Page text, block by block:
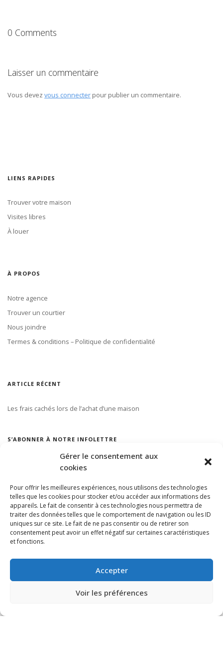
Gérer le consentement aux
cookies
Pour offrir les meilleures expériences, nous utilisons des technologies
telles que les cookies pour stocker et/ou accéder aux informations des
appareils. Le fait de consentir à ces technologies nous permettra de
traiter des données telles que le comportement de navigation ou les ID
uniques sur ce site. Le fait de ne pas consentir ou de retirer son
consentement peut avoir un effet négatif sur certaines caractéristiques
et fonctions.
Accepter
Voir les préférences
0 Comments
Laisser un commentaire
Vous devez vous connecter pour publier un commentaire.
LIENS RAPIDES
Trouver votre maison
Visites libres
À louer
À PROPOS
Notre agence
Trouver un courtier
Nous joindre
Termes & conditions – Politique de confidentialité
ARTICLE RÉCENT
Les frais cachés lors de l’achat d’une maison
S’ABONNER À NOTRE INFOLETTRE